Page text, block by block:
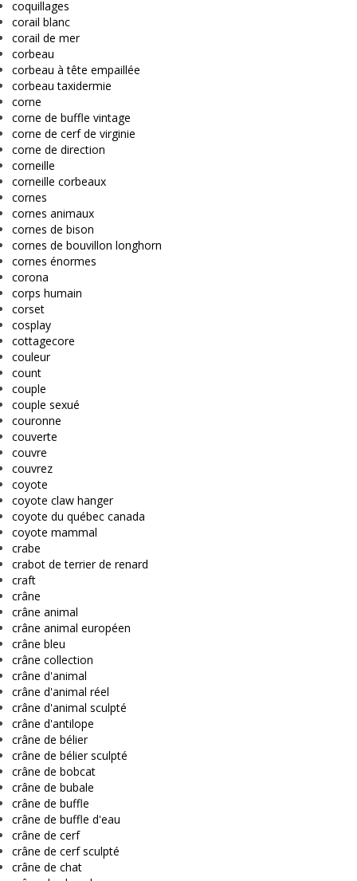
coquillages
corail blanc
corail de mer
corbeau
corbeau à tête empaillée
corbeau taxidermie
corne
corne de buffle vintage
corne de cerf de virginie
corne de direction
corneille
corneille corbeaux
cornes
cornes animaux
cornes de bison
cornes de bouvillon longhorn
cornes énormes
corona
corps humain
corset
cosplay
cottagecore
couleur
count
couple
couple sexué
couronne
couverte
couvre
couvrez
coyote
coyote claw hanger
coyote du québec canada
coyote mammal
crabe
crabot de terrier de renard
craft
crâne
crâne animal
crâne animal européen
crâne bleu
crâne collection
crâne d'animal
crâne d'animal réel
crâne d'animal sculpté
crâne d'antilope
crâne de bélier
crâne de bélier sculpté
crâne de bobcat
crâne de bubale
crâne de buffle
crâne de buffle d'eau
crâne de cerf
crâne de cerf sculpté
crâne de chat